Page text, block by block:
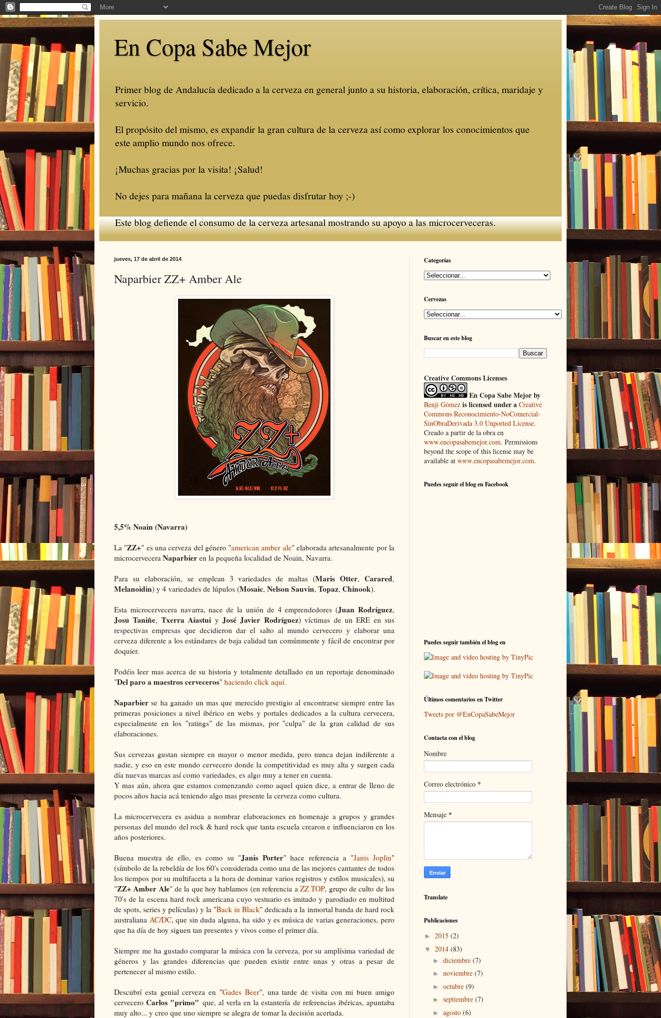
En Copa Sabe Mejor
Primer blog de Andalucía dedicado a la cerveza en general junto a su historia, elaboración, crítica, maridaje y
servicio.
El propósito del mismo, es expandir la gran cultura de la cerveza así como explorar los conocimientos que
este amplio mundo nos ofrece.
¡Muchas gracias por la visita! ¡Salud!
No dejes para mañana la cerveza que puedas disfrutar hoy ;-)
Este blog defiende el consumo de la cerveza artesanal mostrando su apoyo a las microcerveceras.
jueves, 17 de abril de 2014
Naparbier ZZ+ Amber Ale
5,5% Noain (Navarra)
La "ZZ+" es una cerveza del género "american amber ale" elaborada artesanalmente por la
microcervecera Naparbier en la pequeña localidad de Noain, Navarra.
Para su elaboración, se emplean 3 variedades de maltas (Maris Otter,Carared,
Melanoidin) y 4 variedades de lúpulos (Mosaic, Nelson Sauvin, Topaz, Chinook).
Esta microcervecera navarra, nace de la unión de 4 emprendedores (Juan Rodríguez,
Josu Taniñe, Txerra Aiastui y José Javier Rodríguez) víctimas de un ERE en sus
respectivas empresas que decidieron dar el salto al mundo cervecero y elaborar una
cerveza diferente a los estándares de baja calidad tan comúnmente y fácil de encontrar por
doquier.
Podéis leer mas acerca de su historia y totalmente detallado en un reportaje denominado
"Del paro a maestros cerveceros" haciendo click aquí.
Naparbier se ha ganado un mas que merecido prestigio al encontrarse siempre entre las
primeras posiciones a nivel ibérico en webs y portales dedicados a la cultura cervecera,
especialmente en los "ratings" de las mismas, por "culpa" de la gran calidad de sus
elaboraciones.
Sus cervezas gustan siempre en mayor o menor medida, pero nunca dejan indiferente a
nadie, y eso en este mundo cervecero donde la competitividad es muy alta y surgen cada
día nuevas marcas así como variedades, es algo muy a tener en cuenta.
Y mas aún, ahora que estamos comenzando como aquel quien dice, a entrar de lleno de
pocos años hacia acá teniendo algo mas presente la cerveza como cultura.
La microcervecera es asidua a nombrar elaboraciones en homenaje a grupos y grandes
personas del mundo del rock & hard rock que tanta escuela crearon e influenciaron en los
años posteriores.
Buena muestra de ello, es como su "Janis Porter" hace referencia a "Janis Joplin"
(símbolo de la rebeldía de los 60's considerada como una de las mejores cantantes de todos
los tiempos por su multifaceta a la hora de dominar varios registros y estilos musicales), su
"ZZ+ Amber Ale" de la que hoy hablamos (en referencia a ZZ TOP, grupo de culto de los
70's de la escena hard rock americana cuyo vestuario es imitado y parodiado en multitud
de spots, series y películas) y la "Back in Black" dedicada a la inmortal banda de hard rock
australiana AC/DC, que sin duda alguna, ha sido y es música de varias generaciones, pero
que ha día de hoy siguen tan presentes y vivos como el primer día.
Siempre me ha gustado comparar la música con la cerveza, por su amplísima variedad de
géneros y las grandes diferencias que pueden existir entre unas y otras a pesar de
pertenecer al mismo estilo.
Descubrí esta genial cerveza en "Gades Beer", una tarde de visita con mi buen amigo
cerveceroCarlos "primo" que, al verla en la estantería de referencias ibéricas, apuntaba
muy alto... y creo que uno siempre se alegra de tomar la decisión acertada.
Categorías
Cervezas
Buscar en este blog
Creative Commons Licenses
En Copa Sabe Mejorby
Benji Gómez is licensed under a Creative
Commons Reconocimiento-NoComercial-
SinObraDerivada 3.0 Unported License.
Creado a partir de la obra en
www.encopasabemejor.com. Permissions
beyond the scope of this license may be
available at www.encopasabemejor.com.
Puedes seguir el blog en Facebook
Puedes seguir también el blog en
Últimos comentarios en Twitter
Tweets por @EnCopaSabeMejor
Contacta con el blog
Nombre
Correo electrónico *
Mensaje *
Translate
Publicaciones
► 2015 (2)
▼ 2014 (83)
► diciembre (7)
► noviembre (7)
► octubre (9)
► septiembre (7)
► agosto (6)